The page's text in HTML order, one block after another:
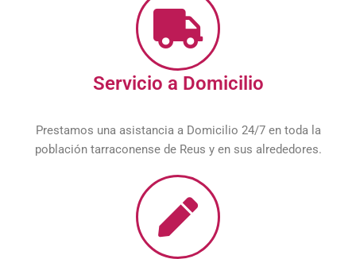
Servicio a Domicilio
Prestamos una asistancia a Domicilio 24/7 en toda la
población tarraconense de Reus y en sus alrededores.